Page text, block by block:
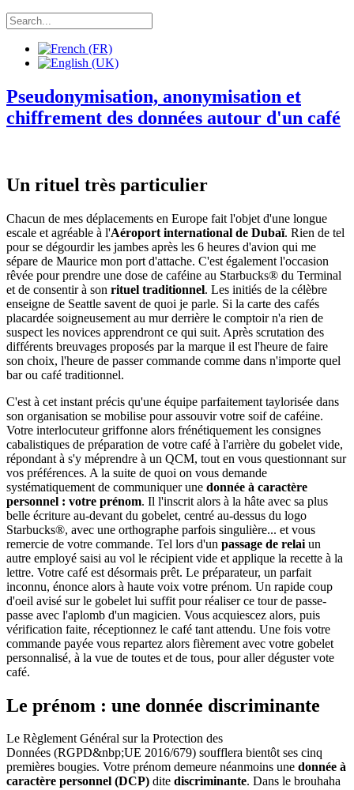
Pseudonymisation, anonymisation et
chiffrement des données autour d'un café
Un rituel très particulier
Chacun de mes déplacements en Europe fait l'objet d'une longue
escale et agréable à l'Aéroport international de Dubaï. Rien de tel
pour se dégourdir les jambes après les 6 heures d'avion qui me
sépare de Maurice mon port d'attache. C'est également l'occasion
rêvée pour prendre une dose de caféine au Starbucks® du Terminal
et de consentir à son rituel traditionnel. Les initiés de la célèbre
enseigne de Seattle savent de quoi je parle. Si la carte des cafés
placardée soigneusement au mur derrière le comptoir n'a rien de
suspect les novices apprendront ce qui suit. Après scrutation des
différents breuvages proposés par la marque il est l'heure de faire
son choix, l'heure de passer commande comme dans n'importe quel
bar ou café traditionnel.
C'est à cet instant précis qu'une équipe parfaitement taylorisée dans
son organisation se mobilise pour assouvir votre soif de caféine.
Votre interlocuteur griffonne alors frénétiquement les consignes
cabalistiques de préparation de votre café à l'arrière du gobelet vide,
répondant à s'y méprendre à un QCM, tout en vous questionnant sur
vos préférences. A la suite de quoi on vous demande
systématiquement de communiquer une donnée à caractère
personnel : votre prénom. Il l'inscrit alors à la hâte avec sa plus
belle écriture au-devant du gobelet, centré au-dessus du logo
Starbucks®, avec une orthographe parfois singulière... et vous
remercie de votre commande. Tel lors d'un passage de relai un
autre employé saisi au vol le récipient vide et applique la recette à la
lettre. Votre café est désormais prêt. Le préparateur, un parfait
inconnu, énonce alors à haute voix votre prénom. Un rapide coup
d'oeil avisé sur le gobelet lui suffit pour réaliser ce tour de passe-
passe avec l'aplomb d'un magicien. Vous acquiescez alors, puis
vérification faite, réceptionnez le café tant attendu. Une fois votre
commande payée vous repartez alors fièrement avec votre gobelet
personnalisé, à la vue de toutes et de tous, pour aller déguster vote
café.
Le prénom : une donnée discriminante
Le Règlement Général sur la Protection des
Données (RGPD&nbp;UE 2016/679) soufflera bientôt ses cinq
premières bougies. Votre prénom demeure néanmoins une donnée à
caractère personnel (DCP) dite discriminante. Dans le brouhaha